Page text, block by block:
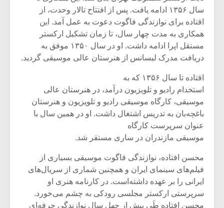
سال ۱۳۵۶ ادامه یافت. پس از افتتاح تالار وحدت، از
افتاده برای نوازندگی فاگوت دعوت به عمل آمد. این
همکاری به مدت چهار سال، تا زمان تشکیل ارکستر
مستقل اپرا ادامه داشت. او در سال ۱۳۵۰ موفق به
دریافت مدرک لیسانس از هنرستان عالی موسیقی گردید.
افتاده تا سال ۱۳۵۶ که به
استخدام رادیو و تلویزیون درآمد، در هنرستان عالی
موسیقی، کارگاه موسیقی رادیو و تلویزیون و هنرستان
باغچه‌بان به تدریس اشتغال داشت. او در همین سال با
عنوان سرپرست کارگاه
موسیقی مازندران در ساری مستقر شد.
محسن افتاده، نوازندگی فاگوت موسیقی بسیاری از
فیلم‌های سینمای ایران و همچنین شماری از سریال‌های
ایرانی را بر عهده داشته‌است. در کارنامه هنری او
سرپرستی ارکستر مجلسی رودکی به چشم می‌خورد.
محسن افتاده طَی بیش از چهل سال نوازندگی حرفه‌ای
میکلوش روژا